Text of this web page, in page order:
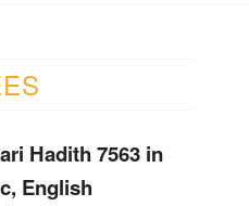
Hadith 7563 in
English